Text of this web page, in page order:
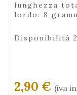
lunghezza
lordo: 8
Disponibilità
2,90 € (iva